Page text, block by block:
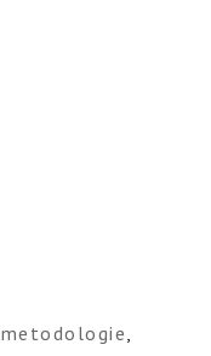
metodologie,